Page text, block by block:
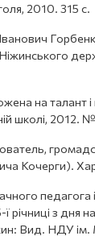
2010. 315 с.
на талант і
школі, 2012.
Кочерги).
педагога і
ї річниці з
Вид. НДУ